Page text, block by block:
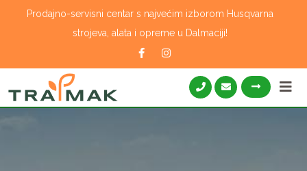
Prodajno-servisni centar s najvećim izborom Husqvarna
strojeva, alata i opreme u Dalmaciji!